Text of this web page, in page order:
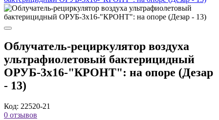
Облучатель-рециркулятор воздуха
ультрафиолетовый бактерицидный
ОРУБ-3х16-"КРОНТ": на опоре (Дезар
- 13)
Код: 22520-21
0 отзывов